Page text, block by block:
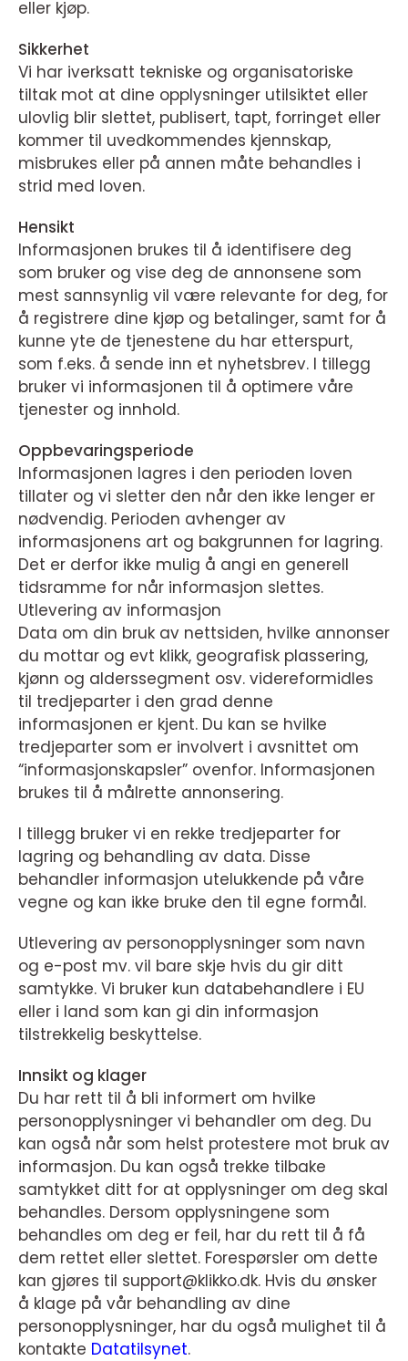
eller kjøp.
Sikkerhet
Vi har iverksatt tekniske og organisatoriske
tiltak mot at dine opplysninger utilsiktet eller
ulovlig blir slettet, publisert, tapt, forringet eller
kommer til uvedkommendes kjennskap,
misbrukes eller på annen måte behandles i
strid med loven.
Hensikt
Informasjonen brukes til å identifisere deg
som bruker og vise deg de annonsene som
mest sannsynlig vil være relevante for deg, for
å registrere dine kjøp og betalinger, samt for å
kunne yte de tjenestene du har etterspurt,
som f.eks. å sende inn et nyhetsbrev. I tillegg
bruker vi informasjonen til å optimere våre
tjenester og innhold.
Oppbevaringsperiode
Informasjonen lagres i den perioden loven
tillater og vi sletter den når den ikke lenger er
nødvendig. Perioden avhenger av
informasjonens art og bakgrunnen for lagring.
Det er derfor ikke mulig å angi en generell
tidsramme for når informasjon slettes.
Utlevering av informasjon
Data om din bruk av nettsiden, hvilke annonser
du mottar og evt klikk, geografisk plassering,
kjønn og alderssegment osv. videreformidles
til tredjeparter i den grad denne
informasjonen er kjent. Du kan se hvilke
tredjeparter som er involvert i avsnittet om
“informasjonskapsler” ovenfor. Informasjonen
brukes til å målrette annonsering.
I tillegg bruker vi en rekke tredjeparter for
lagring og behandling av data. Disse
behandler informasjon utelukkende på våre
vegne og kan ikke bruke den til egne formål.
Utlevering av personopplysninger som navn
og e-post mv. vil bare skje hvis du gir ditt
samtykke. Vi bruker kun databehandlere i EU
eller i land som kan gi din informasjon
tilstrekkelig beskyttelse.
Innsikt og klager
Du har rett til å bli informert om hvilke
personopplysninger vi behandler om deg. Du
kan også når som helst protestere mot bruk av
informasjon. Du kan også trekke tilbake
samtykket ditt for at opplysninger om deg skal
behandles. Dersom opplysningene som
behandles om deg er feil, har du rett til å få
dem rettet eller slettet. Forespørsler om dette
kan gjøres til support@klikko.dk. Hvis du ønsker
å klage på vår behandling av dine
personopplysninger, har du også mulighet til å
kontakte Datatilsynet.